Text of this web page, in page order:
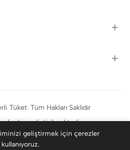
Tüket. Tüm Hakları Saklıdır
geliştirilmektedir.
geliştirmek için çerezler
kullanıyoruz.